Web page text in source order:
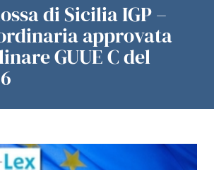
di Sicilia IGP –
approvata
GUUE C del